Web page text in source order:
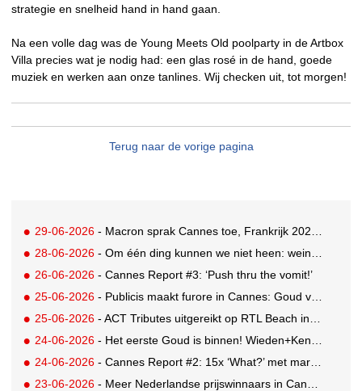
strategie en snelheid hand in hand gaan.
Na een volle dag was de Young Meets Old poolparty in de Artbox
Villa precies wat je nodig had: een glas rosé in de hand, goede
muziek en werken aan onze tanlines. Wij checken uit, tot morgen!
Terug naar de vorige pagina
29-06-2026 - Macron sprak Cannes toe, Frankrijk 2026 Creative Country of the Year
28-06-2026 - Om één ding kunnen we niet heen: weinig awards voor Nederland in drukbezocht Cannes
26-06-2026 - Cannes Report #3: ‘Push thru the vomit!’
25-06-2026 - Publicis maakt furore in Cannes: Goud voor Renault-campagne
25-06-2026 - ACT Tributes uitgereikt op RTL Beach in Cannes
24-06-2026 - Het eerste Goud is binnen! Wieden+Kennedy glanst met LEGO-campagne
24-06-2026 - Cannes Report #2: 15x ‘What?’ met marketing-enfant terrible Andrew Tindall
23-06-2026 - Meer Nederlandse prijswinnaars in Cannes: Brons en Zilver voor GUT